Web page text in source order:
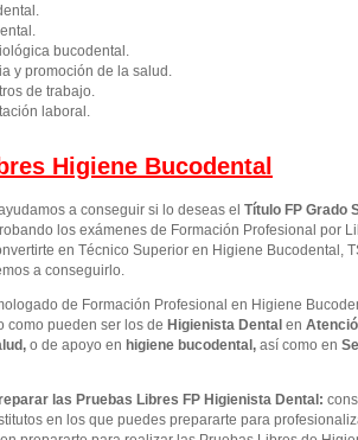
bucodental.
y promoción de la salud.
de trabajo.
laboral.
Higiene Bucodental
a conseguir si lo deseas el Título FP Grado
los exámenes de Formación Profesional por
en Técnico Superior en Higiene Bucodental,
a conseguirlo.
de Formación Profesional en Higiene
como pueden ser los de Higienista Dental en
o de apoyo en higiene bucodental, así como en
las Pruebas Libres FP Higienista Dental:
en los que puedes prepararte para